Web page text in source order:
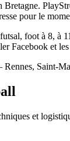
pour le
foot à 8, à
Facebook et
Saint-
et